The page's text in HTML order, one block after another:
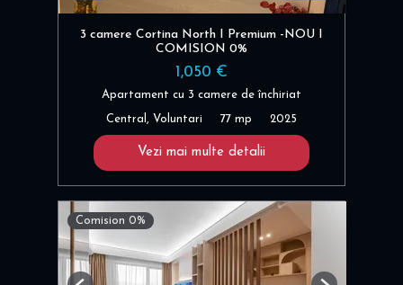
3 camere Cortina North I Premium -NOU I
COMISION 0%
1,050 €
Apartament cu 3 camere de închiriat
Central, Voluntari 77 mp 2025
Vezi mai multe detalii
Comision 0%